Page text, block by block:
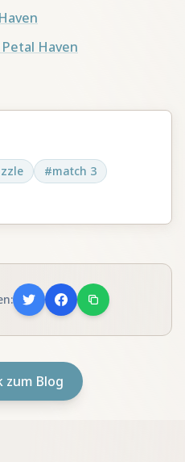
Petal Haven
#match 3
zum Blog